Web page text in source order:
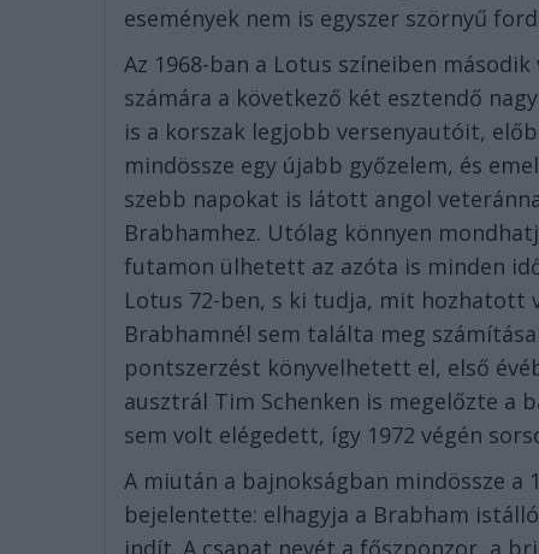
események nem is egyszer szörnyű
Az 1968-ban a Lotus színeiben
számára a következő két esztendő
is a korszak legjobb versenyautóit,
mindössze egy újabb győzelem, és
szebb napokat is látott angol
Brabhamhez. Utólag könnyen
futamon ülhetett az azóta is minden
Lotus 72-ben, s ki tudja, mit hozhatott
Brabhamnél sem találta meg
pontszerzést könyvelhetett el, első
ausztrál Tim Schenken is megelőzte a
sem volt elégedett, így 1972 végén
A miután a bajnokságban mindössze a
bejelentette: elhagyja a Brabham
indít. A csapat nevét a főszponzor, a